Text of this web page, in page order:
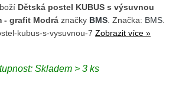
Dětská postel KUBUS s výsuvnou
- grafit Modráznačky BMS. Značka: BMS.
kubus-s-vysuvnou-7 Zobrazit více »
Skladem > 3 ks